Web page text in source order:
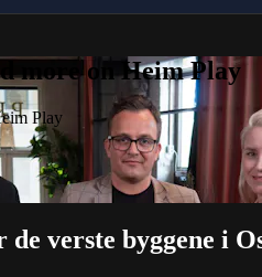
more on Heim Play
Play
verste byggene i